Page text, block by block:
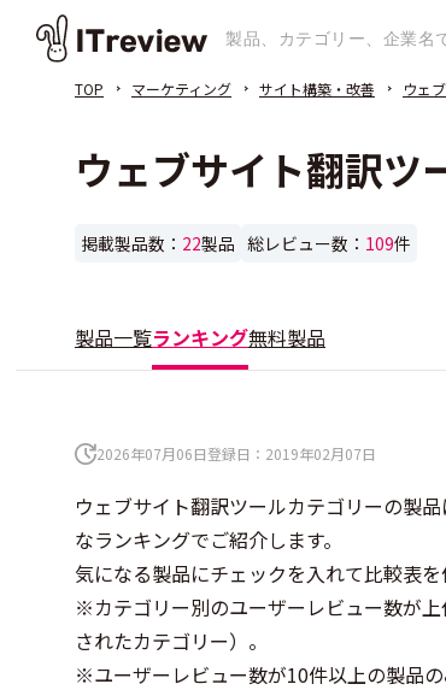
TOP マーケティング サイト構築・改善 ウェ
ウェブサイト翻訳ツ
掲載製品数： 22製品 総レビュー数： 109件
製品一覧ランキング無料製品
2026年07月06日登録日： 2019年02月07日
ウェブサイト翻訳ツールカテゴリーの製
なランキングでご紹介します。
気になる製品にチェックを入れて比較表
※カテゴリー別のユーザーレビュー数が
されたカテゴリー）。
※ユーザーレビュー数が10件以上の製品の